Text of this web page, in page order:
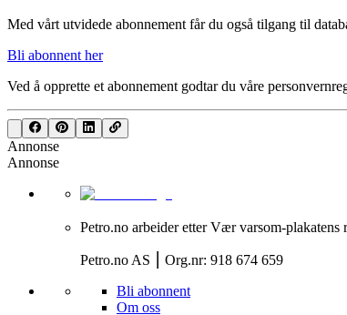
Med vårt utvidede abonnement får du også tilgang til
Bli abonnent her
Ved å opprette et abonnement godtar du våre
Annonse
Annonse
Petro.no arbeider etter Vær varsom-
Petro.no AS ⎮ Org.nr: 918 674 659
Bli abonnent
Om oss